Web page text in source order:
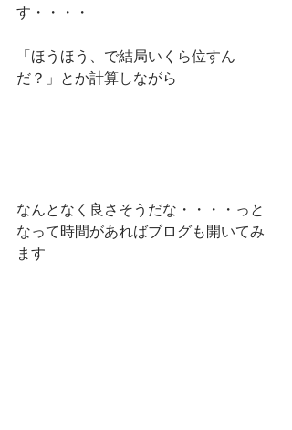
す・・・・
「ほうほう、で結局いくら位すん
だ？」とか計算しながら
なんとなく良さそうだな・・・・っと
なって時間があればブログも開いてみ
ます